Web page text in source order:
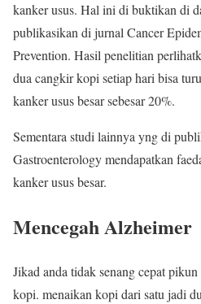
kanker usus. Hal ini di buktikan di
publikasikan di jurnal Cancer
Prevention. Hasil penelitian
dua cangkir kopi setiap hari bisa
kanker usus besar sebesar 20%.
Sementara studi lainnya yng di
Gastroenterology mendapatkan
kanker usus besar.
Mencegah Alzheimer
Jikad anda tidak senang cepat
kopi. menaikan kopi dari satu jadi